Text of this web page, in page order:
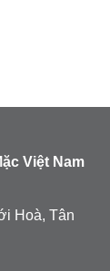
Việt Nam
Hoà, Tân